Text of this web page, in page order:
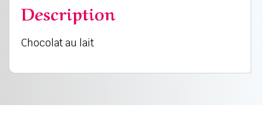
Description
Chocolat au lait